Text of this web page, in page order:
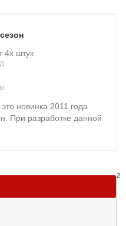
4х штук
новинка 2011 года
При разработке данной
2